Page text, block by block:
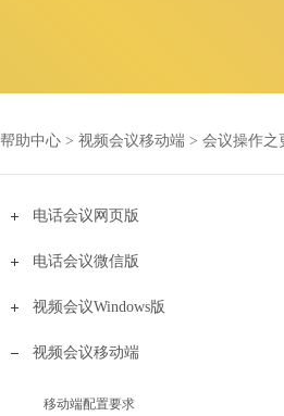
帮助中心 > 视频会议移动端 > 会议操作之
电话会议网页版
电话会议微信版
视频会议Windows版
视频会议移动端
移动端配置要求